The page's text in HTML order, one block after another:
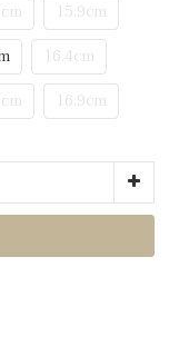
15.9cm
16.4cm
16.9cm